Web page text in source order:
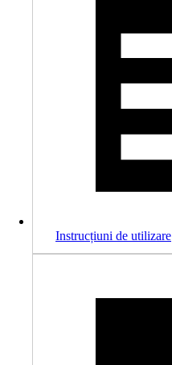
Instrucțiuni de utilizare